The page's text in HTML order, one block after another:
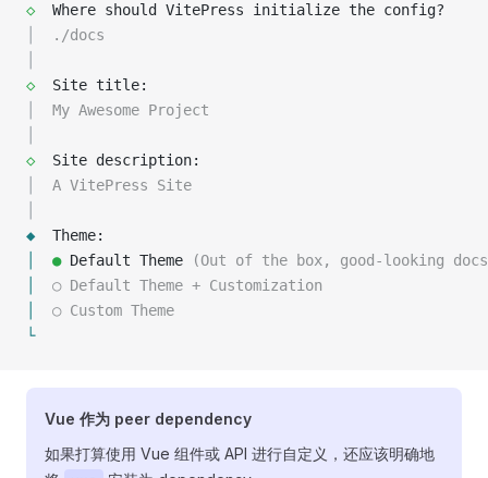
◇
  Where should VitePress initialize the config?
  ./docs
◇
  Site title:
  My Awesome Project
◇
  Site description:
  A VitePress Site
◆
  Theme:
  ●
Default Theme
(Out of the box, good-looking
  ○
Default Theme + Customization
  ○
Custom Theme
└
Vue 作为 peer dependency
如果打算使用 Vue 组件或 API 进行自定义，还应该明确地